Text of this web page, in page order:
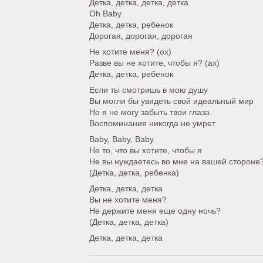
Детка, детка, детка, детка
Oh Baby
Детка, детка, ребенок
Дорогая, дорогая, дорогая
Не хотите меня? (ох)
Разве вы не хотите, чтобы я? (ах)
Детка, детка, ребенок
Если ты смотришь в мою душу
Вы могли бы увидеть свой идеальный мир
Но я не могу забыть твои глаза
Воспоминания никогда не умрет
Baby, Baby, Baby
Не то, что вы хотите, чтобы я
Не вы нуждаетесь во мне на вашей
(Детка, детка, ребенка)
Детка, детка, детка
Вы не хотите меня?
Не держите меня еще одну ночь?
(Детка, детка, детка)
Детка, детка, детка